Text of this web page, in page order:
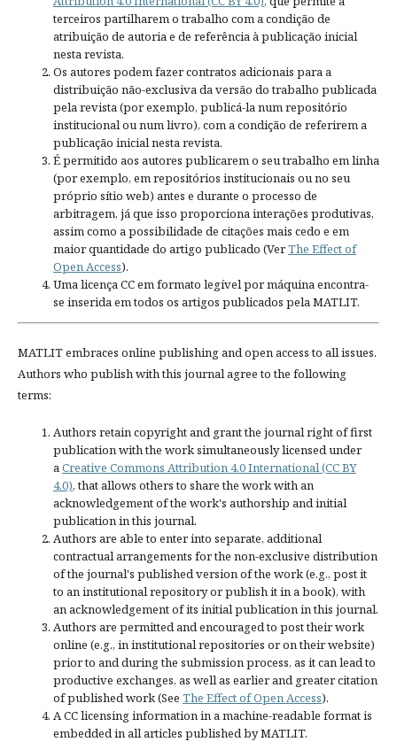
terceiros partilharem o trabalho com a condição de
atribuição de autoria e de referência à publicação inicial
nesta revista.
Os autores podem fazer contratos adicionais para a
distribuição não-exclusiva da versão do trabalho publicada
pela revista (por exemplo, publicá-la num repositório
institucional ou num livro), com a condição de referirem a
publicação inicial nesta revista.
É permitido aos autores publicarem o seu trabalho em linha
(por exemplo, em repositórios institucionais ou no seu
próprio sítio web) antes e durante o processo de
arbitragem, já que isso proporciona interações produtivas,
assim como a possibilidade de citações mais cedo e em
maior quantidade do artigo publicado (VerThe Effect of
Open Access).
Uma licença CC em formato legível por máquina encontra-
se inserida em todos os artigos publicados pela MATLIT.
MATLIT embraces online publishing and open access to all issues.
Authors who publish with this journal agree to the following
terms:
Authors retain copyright and grant the journal right of first
publication with the work simultaneously licensed under
aCreative Commons Attribution 4.0 International (CC BY
4.0), that allows others to share the work with an
acknowledgement of the work's authorship and initial
publication in this journal.
Authors are able to enter into separate, additional
contractual arrangements for the non-exclusive distribution
of the journal's published version of the work (e.g., post it
to an institutional repository or publish it in a book), with
an acknowledgement of its initial publication in this journal.
Authors are permitted and encouraged to post their work
online (e.g., in institutional repositories or on their website)
prior to and during the submission process, as it can lead to
productive exchanges, as well as earlier and greater citation
of published work (See The Effect of Open Access).
A CC licensing information in a machine-readable format is
embedded in all articles published by MATLIT.